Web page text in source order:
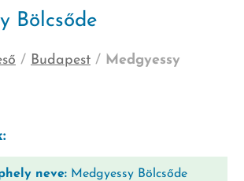
Bölcsőde
/ Budapest / Medgyessy
neve: Medgyessy Bölcsőde